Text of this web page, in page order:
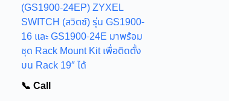
(GS1900-24EP) ZYXEL
SWITCH (สวิตซ์) รุ่น GS1900-
16 และ GS1900-24E มาพร้อม
ชุด Rack Mount Kit เพื่อติดตั้ง
บน Rack 19″ ได้
📞 Call